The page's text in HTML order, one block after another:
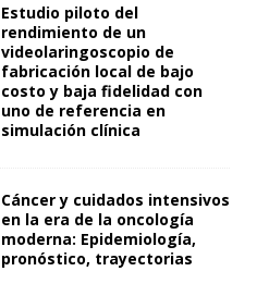
Estudio piloto del
rendimiento de un
videolaringoscopio de
fabricación local de bajo
costo y baja fidelidad con
uno de referencia en
simulación clínica
Cáncer y cuidados intensivos
en la era de la oncología
moderna: Epidemiología,
pronóstico, trayectorias